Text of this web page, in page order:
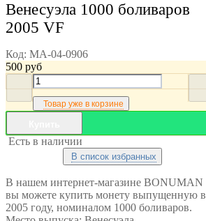
Венесуэла 1000 боливаров
2005 VF
Код: MA-04-0906
500 руб
Товар уже в корзине
Есть в наличии
В список избранных
В нашем интернет-магазине BONUMAN
вы можете купить монету выпущенную в
2005 году, номиналом 1000 боливаров.